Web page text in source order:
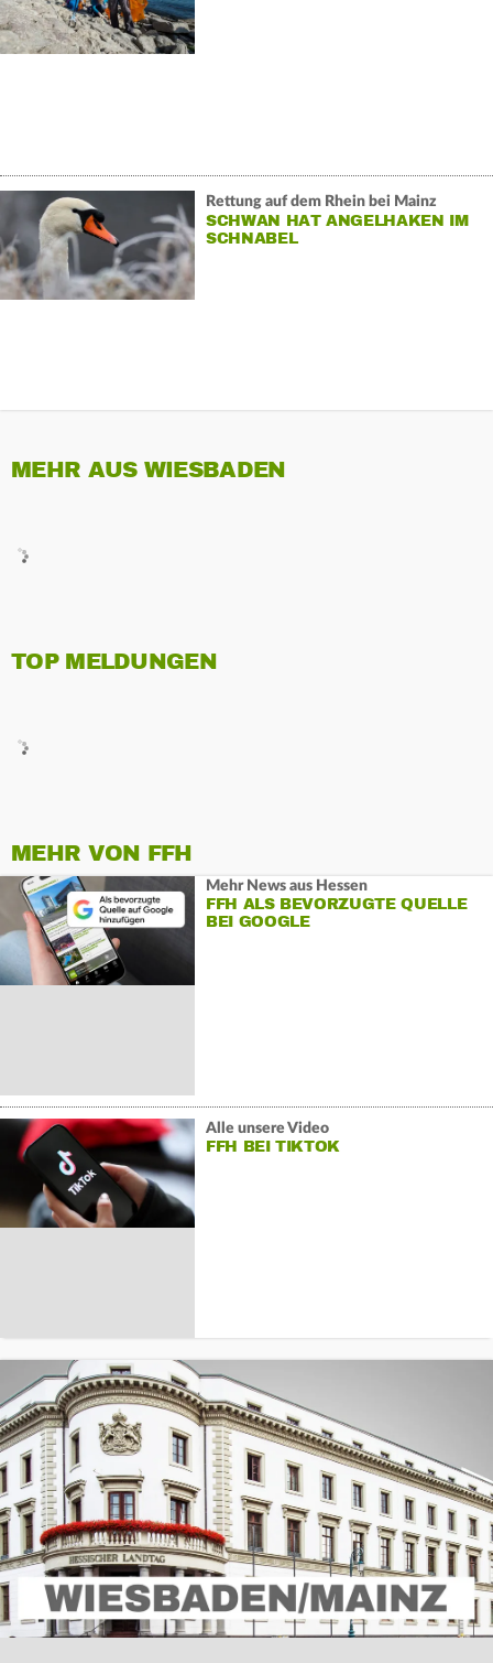
Rettung auf dem Rhein bei Mainz
SCHWAN HAT ANGELHAKEN IM
SCHNABEL
MEHR AUS WIESBADEN
TOP MELDUNGEN
MEHR VON FFH
Mehr News aus Hessen
FFH ALS BEVORZUGTE QUELLE
BEI GOOGLE
Alle unsere Video
FFH BEI TIKTOK